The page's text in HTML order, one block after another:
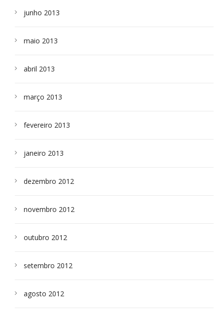
junho 2013
maio 2013
abril 2013
março 2013
fevereiro 2013
janeiro 2013
dezembro 2012
novembro 2012
outubro 2012
setembro 2012
agosto 2012